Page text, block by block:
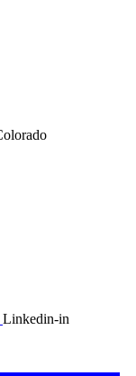
Linkedin-in